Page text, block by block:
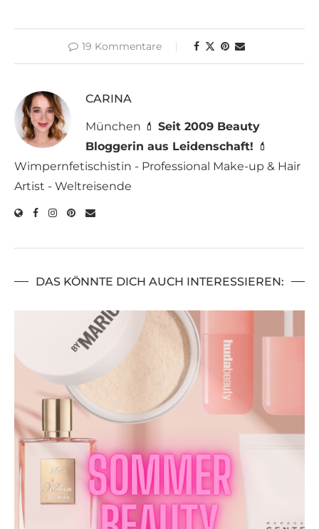
19 Kommentare
CARINA
München 💄 Seit 2009 Beauty
Bloggerin aus Leidenschaft! 💄
Wimpernfetischistin - Professional Make-up & Hair
Artist - Weltreisende
DAS KÖNNTE DICH AUCH INTERESSIEREN: